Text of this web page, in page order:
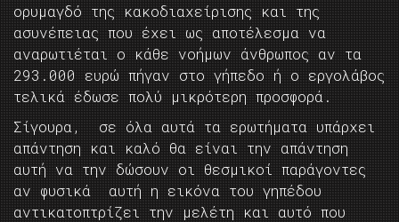
ορυμαγδό της κακοδιαχείρισης και της
ασυνέπειας που έχει ως αποτέλεσμα να
αναρωτιέται ο κάθε νοήμων άνθρωπος αν τα
293.000 ευρώ πήγαν στο γήπεδο ή ο εργολάβος
τελικά έδωσε πολύ μικρότερη προσφορά.
Σίγουρα, σε όλα αυτά τα ερωτήματα υπάρχει
απάντηση και καλό θα είναι την απάντηση
αυτή να την δώσουν οι θεσμικοί παράγοντες
αν φυσικά αυτή η εικόνα του γηπέδου
αντικατοπτρίζει την μελέτη και αυτό που